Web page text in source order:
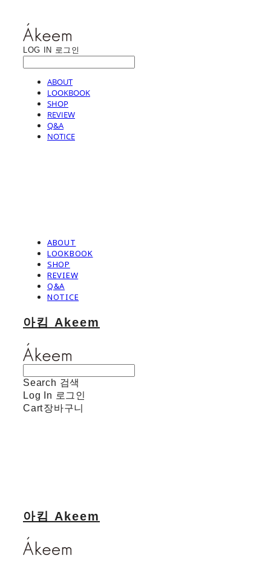
LOG IN 로그인
ABOUT
LOOKBOOK
SHOP
REVIEW
Q&A
NOTICE
ABOUT
LOOKBOOK
SHOP
REVIEW
Q&A
NOTICE
아킴 Akeem
Search 검색
Log In 로그인
Cart장바구니
아킴 Akeem